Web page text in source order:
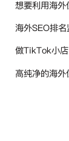
做TikTok小店
高纯净的海外